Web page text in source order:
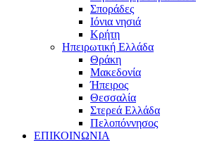
Σποράδες
Ιόνια νησιά
Κρήτη
Ηπειρωτική Ελλάδα
Θράκη
Μακεδονία
Ήπειρος
Θεσσαλία
Στερεά Ελλάδα
Πελοπόννησος
ΕΠΙΚΟΙΝΩΝΙΑ